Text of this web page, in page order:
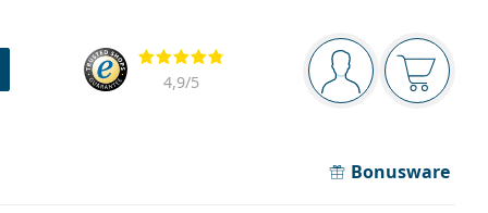
Navigationsleiste
Sie sind Der
Bewertung
4,9/5
Bonusware